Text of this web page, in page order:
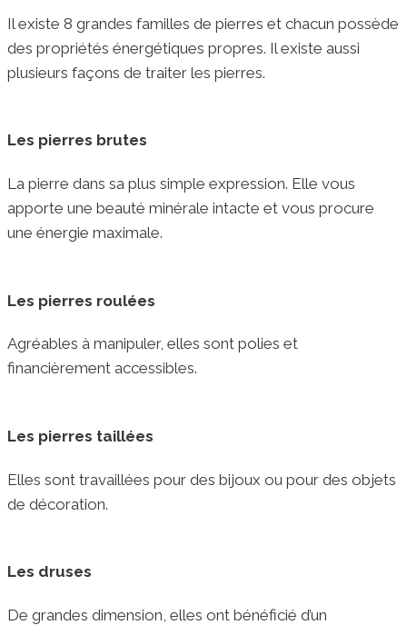
Il existe 8 grandes familles de pierres et chacun possède
des propriétés énergétiques propres. Il existe aussi
plusieurs façons de traiter les pierres.
Les pierres brutes
La pierre dans sa plus simple expression. Elle vous
apporte une beauté minérale intacte et vous procure
une énergie maximale.
Les pierres roulées
Agréables à manipuler, elles sont polies et
financièrement accessibles.
Les pierres taillées
Elles sont travaillées pour des bijoux ou pour des objets
de décoration.
Les druses
De grandes dimension, elles ont bénéficié d’un